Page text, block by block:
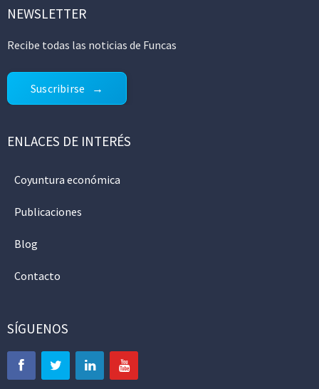
NEWSLETTER
Recibe todas las noticias de Funcas
Suscribirse
ENLACES DE INTERÉS
Coyuntura económica
Publicaciones
Blog
Contacto
SÍGUENOS